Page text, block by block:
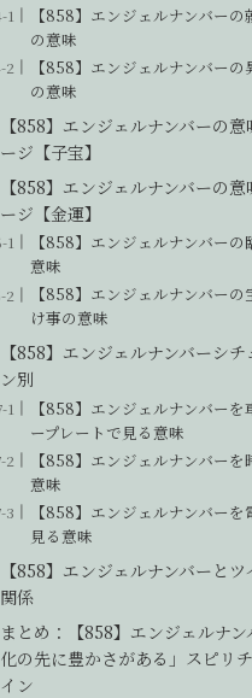
【858】エンジェルナンバー
の意味
【858】エンジェルナンバーの
の意味
【858】エンジェルナンバーの
ージ【子宝】
【858】エンジェルナンバーの
ージ【金運】
【858】エンジェルナンバーの
意味
【858】エンジェルナンバーの
け事の意味
【858】エンジェルナンバーシ
ン別
【858】エンジェルナンバーを
ープレートで見る意味
【858】エンジェルナンバーを
意味
【858】エンジェルナンバーを
見る意味
【858】エンジェルナンバーとツ
関係
まとめ：【858】エンジェルナン
化の先に豊かさがある」スピリ
イン